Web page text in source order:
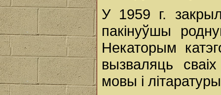
У 1959 г.
пакінуўшы
Некаторым
вызваляць
мовы і